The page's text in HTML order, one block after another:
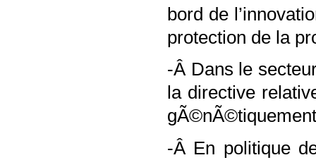
bord de
protection de la
-Â Dans le
la directive
-Â En politique